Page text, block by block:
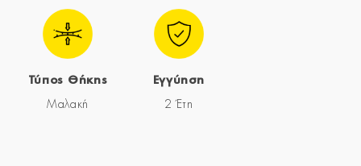
Τύπος Θήκης
Μαλακή
Εγγύηση
2 Έτη